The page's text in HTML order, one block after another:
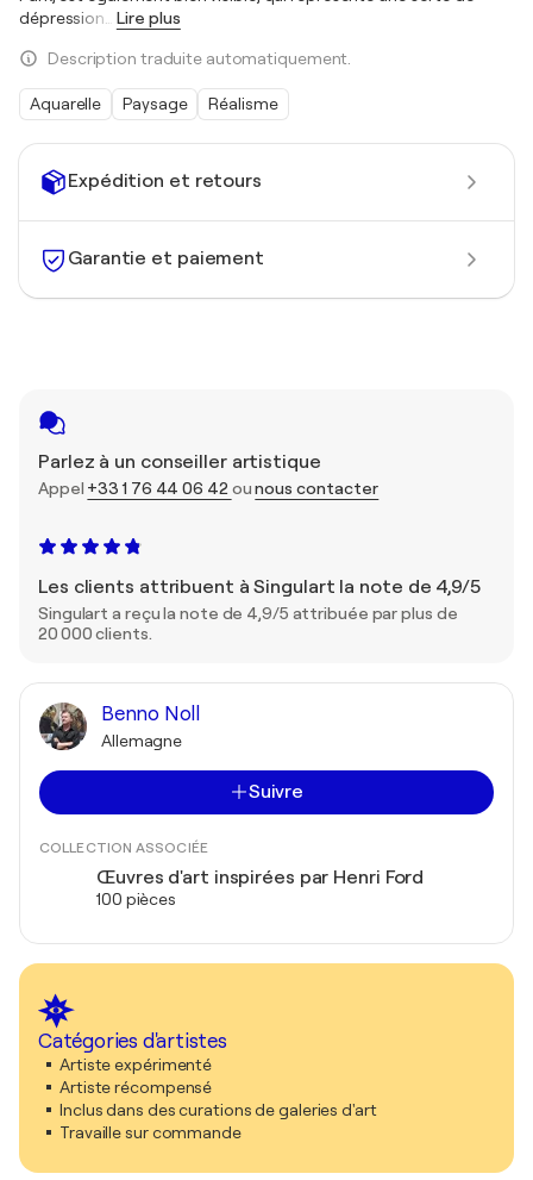
Expédition et retours
Garantie et paiement
Parlez à un conseiller artistique
Appel +33 1 76 44 06 42 ounous contacter
Les clients attribuent à Singulart la note de 4,9/5
Singulart a reçu la note de 4,9/5 attribuée par plus de
20 000 clients.
Benno Noll
Allemagne
Suivre
COLLECTION ASSOCIÉE
Œuvres d'art inspirées par Henri Ford
100 pièces
Catégories d'artistes
Artiste expérimenté
Artiste récompensé
Inclus dans des curations de galeries d'art
Travaille sur commande
dépression
Lire plus
Description traduite automatiquement.
Aquarelle Paysage Réalisme